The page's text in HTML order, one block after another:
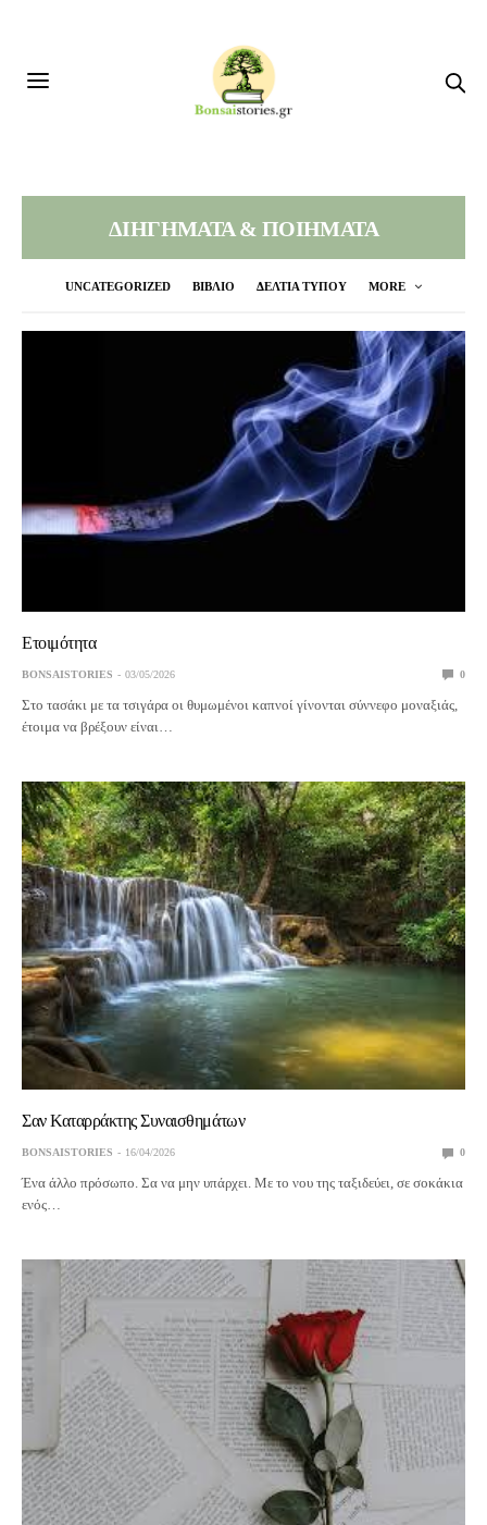
ΔΙΗΓΗΜΑΤΑ & ΠΟΙΗΜΑΤΑ
UNCATEGORIZED ΒΙΒΛΙΟ ΔΕΛΤΙΑ ΤΥΠΟΥ MORE
Ετοιμότητα
BONSAISTORIES 03/05/2026 0
Στο τασάκι με τα τσιγάρα οι θυμωμένοι καπνοί γίνονται σύννεφο μοναξιάς,
έτοιμα να βρέξουν είναι…
Σαν Καταρράκτης Συναισθημάτων
BONSAISTORIES 16/04/2026 0
Ένα άλλο πρόσωπο. Σα να μην υπάρχει. Με το νου της ταξιδεύει, σε σοκάκια
ενός…